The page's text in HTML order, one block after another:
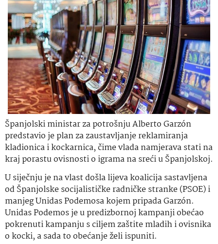
Španjolski ministar za potrošnju Alberto Garzón
predstavio je plan za zaustavljanje reklamiranja
kladionica i kockarnica, čime vlada namjerava stati na
kraj porastu ovisnosti o igrama na sreći u Španjolskoj.
U siječnju je na vlast došla lijeva koalicija sastavljena
od Španjolske socijalističke radničke stranke (PSOE) i
manjeg Unidas Podemosa kojem pripada Garzón.
Unidas Podemos je u predizbornoj kampanji obećao
pokrenuti kampanju s ciljem zaštite mladih i ovisnika
o kocki, a sada to obećanje želi ispuniti.